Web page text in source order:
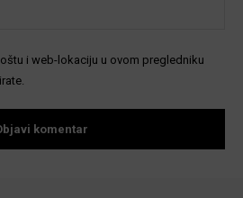
i web-lokaciju u ovom pregledniku